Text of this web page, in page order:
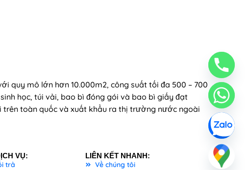
quy mô lớn hơn 10.000m2, công suất tối đa 500 – 700
học, túi vải, bao bì đóng gói và bao bì giấy đạt
trên toàn quốc và xuất khẩu ra thị trường nước ngoài
VỤ:
trả
LIÊN KẾT NHANH:
Về chúng tôi